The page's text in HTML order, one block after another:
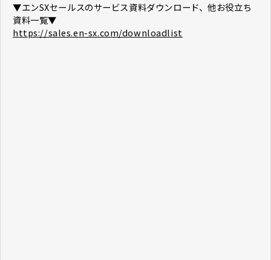
​​​​​​​▼エンSXセールスのサービス資料ダウンロード、他お役立ち
資料一覧▼
https://sales.en-sx.com/downloadlist